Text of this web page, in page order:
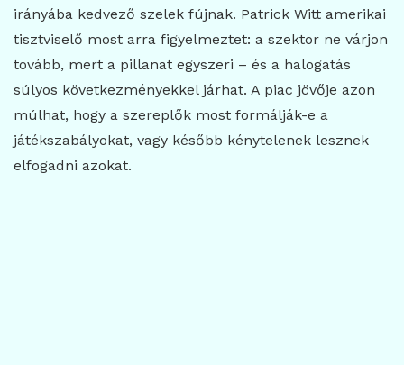
irányába kedvező szelek fújnak. Patrick Witt amerikai
tisztviselő most arra figyelmeztet: a szektor ne várjon
tovább, mert a pillanat egyszeri – és a halogatás
súlyos következményekkel járhat. A piac jövője azon
múlhat, hogy a szereplők most formálják-e a
játékszabályokat, vagy később kénytelenek lesznek
elfogadni azokat.